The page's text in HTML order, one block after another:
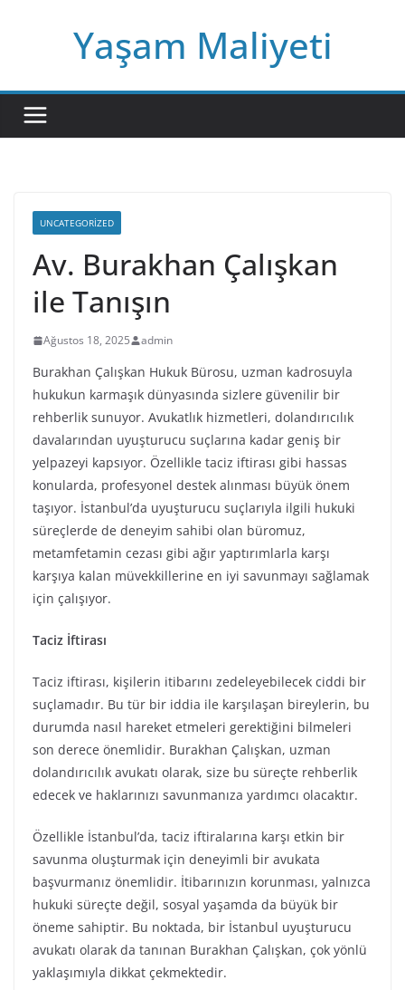
Yaşam Maliyeti
UNCATEGORIZED
Av. Burakhan Çalışkan
ile Tanışın
Ağustos 18, 2025 admin
Burakhan Çalışkan Hukuk Bürosu, uzman kadrosuyla
hukukun karmaşık dünyasında sizlere güvenilir bir
rehberlik sunuyor. Avukatlık hizmetleri, dolandırıcılık
davalarından uyuşturucu suçlarına kadar geniş bir
yelpazeyi kapsıyor. Özellikle taciz iftirası gibi hassas
konularda, profesyonel destek alınması büyük önem
taşıyor. İstanbul’da uyuşturucu suçlarıyla ilgili hukuki
süreçlerde de deneyim sahibi olan büromuz,
metamfetamin cezası gibi ağır yaptırımlarla karşı
karşıya kalan müvekkillerine en iyi savunmayı sağlamak
için çalışıyor.
Taciz İftirası
Taciz iftirası, kişilerin itibarını zedeleyebilecek ciddi bir
suçlamadır. Bu tür bir iddia ile karşılaşan bireylerin, bu
durumda nasıl hareket etmeleri gerektiğini bilmeleri
son derece önemlidir. Burakhan Çalışkan, uzman
dolandırıcılık avukatı olarak, size bu süreçte rehberlik
edecek ve haklarınızı savunmanıza yardımcı olacaktır.
Özellikle İstanbul’da, taciz iftiralarına karşı etkin bir
savunma oluşturmak için deneyimli bir avukata
başvurmanız önemlidir. İtibarınızın korunması, yalnızca
hukuki süreçte değil, sosyal yaşamda da büyük bir
öneme sahiptir. Bu noktada, bir İstanbul uyuşturucu
avukatı olarak da tanınan Burakhan Çalışkan, çok yönlü
yaklaşımıyla dikkat çekmektedir.